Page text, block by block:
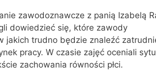
zawodoznawcze z panią Izabelą
dowiedzieć się, które zawody
jakich trudno będzie znaleźć
pracy. W czasie zajęć oceniali
zachowania równości płci.